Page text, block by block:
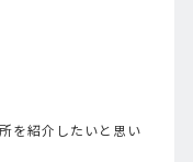
を紹介したいと思い